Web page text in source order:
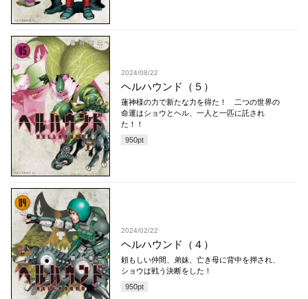
2024/08/22
ヘルハウンド（５）
蓮神様の力で新たな力を得た！ 二つの世界の
命運はショウとヘル、一人と一匹に託され
た！！
950pt
2024/02/22
ヘルハウンド（４）
頼もしい仲間、弟妹、亡き母に背中を押され、
ショウは戦う決断をした！
950pt